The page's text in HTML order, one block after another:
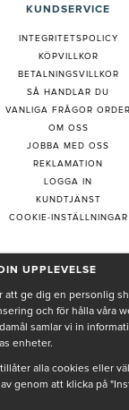
KUNDSERVICE
INTEGRITETSPOLICY
KÖPVILLKOR
BETALNINGSVILLKOR
SÅ HANDLAR DU
VANLIGA FRÅGOR ORDER
OM OSS
JOBBA MED OSS
REKLAMATION
LOGGA IN
KUNDTJÄNST
COOKIE-INSTÄLLNINGAR
PÅ
e-post, accepterar jag Seth och
matar in kommer endast användas
UPPLEVELSE
att ge dig en personlig
och för hålla våra
samlar vi in
enheter.
tillåter alla cookies eller
genom att klicka på